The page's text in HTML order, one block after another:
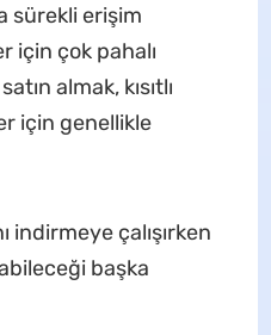
sürekli erişim
için çok pahalı
almak, kısıtlı
için genellikle
indirmeye çalışırken
başka